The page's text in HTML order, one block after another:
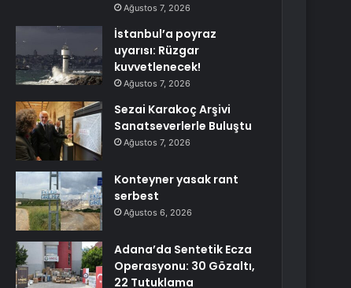
Ağustos 7, 2026
İstanbul’a poyraz
uyarısı: Rüzgar
kuvvetlenecek!
Ağustos 7, 2026
Sezai Karakoç Arşivi
Sanatseverlerle Buluştu
Ağustos 7, 2026
Konteyner yasak rant
serbest
Ağustos 6, 2026
Adana’da Sentetik Ecza
Operasyonu: 30 Gözaltı,
22 Tutuklama